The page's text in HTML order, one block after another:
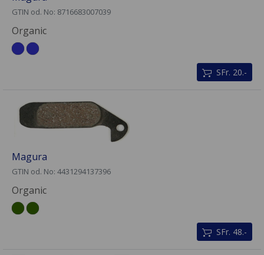
GTIN od. No: 8716683007039
Organic
SFr. 20.-
Magura
GTIN od. No: 4431294137396
Organic
SFr. 48.-